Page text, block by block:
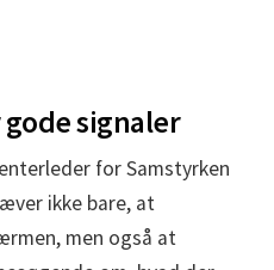
signaler
for Samstyrken
ikke bare, at
men også at